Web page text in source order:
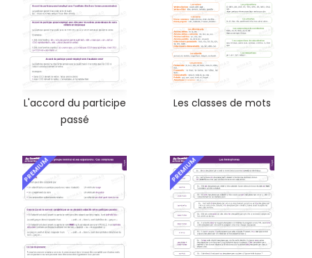
L'accord du participe
passé
Les classes de mots
PREMIUM PREMIUM